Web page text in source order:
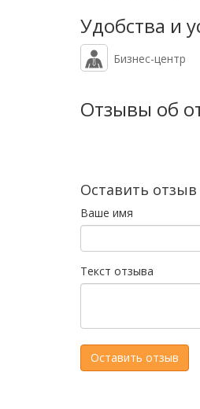
Удобства и
Бизнес-центр
Отзывы об
Оставить отзыв
Ваше имя
Текст отзыва